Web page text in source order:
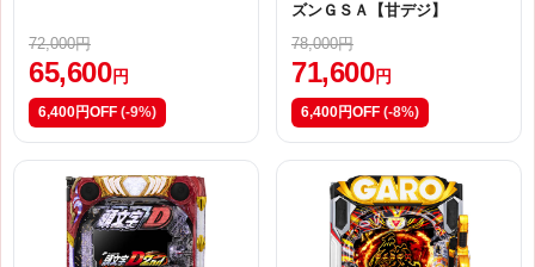
72,000円
65,600 円
6,400円OFF (-9%)
ズンＧＳＡ【甘デジ】
78,000円
71,600 円
6,400円OFF (-8%)